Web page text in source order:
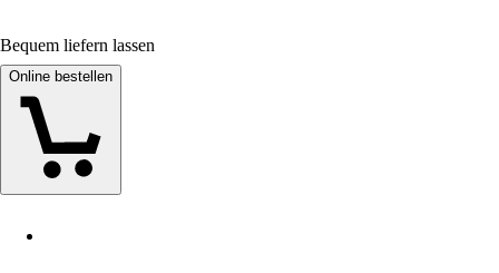
Bequem liefern lassen
Online bestellen